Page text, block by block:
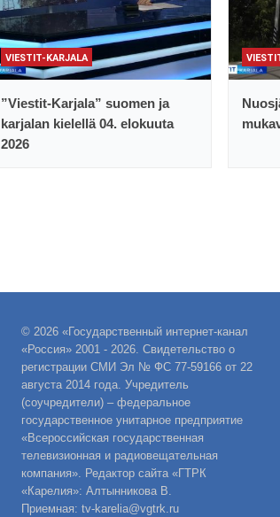
VIESTIT-KARJALA
”Viestit-Karjala” suomen ja
karjalan kielellä 04. elokuuta
2026
© 2026 «Государственный интернет-канал
«Россия» 2001 - 2026. Свидетельство о
регистрации СМИ Эл № ФС 77-59166 от 22
августа 2014 года. Учредитель
(соучредители) – федеральное
государственное унитарное предприятие
«Всероссийская государственная
телевизионная и радиовещательная
компания». Редактор сайта «ГТРК
«Карелия»: Алтынникова В.
Приемная: tv-karelia@vgtrk.ru